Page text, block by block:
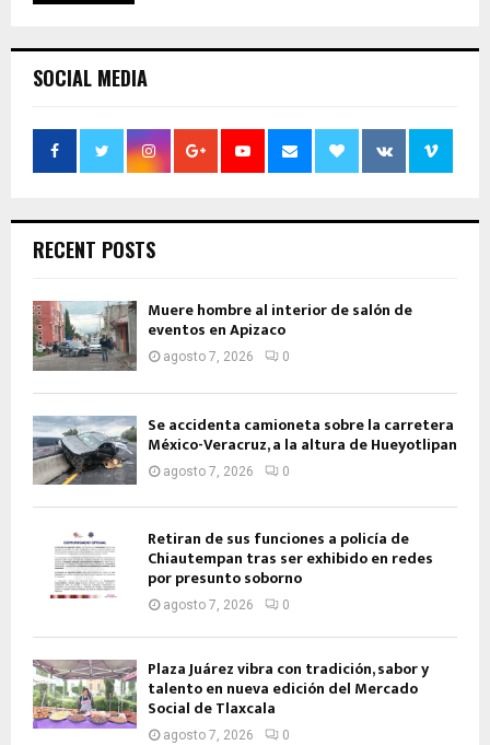
SOCIAL MEDIA
RECENT POSTS
Muere hombre al interior de salón de
eventos en Apizaco
agosto 7, 2026 0
Se accidenta camioneta sobre la carretera
México-Veracruz, a la altura de Hueyotlipan
agosto 7, 2026 0
Retiran de sus funciones a policía de
Chiautempan tras ser exhibido en redes
por presunto soborno
agosto 7, 2026 0
Plaza Juárez vibra con tradición, sabor y
talento en nueva edición del Mercado
Social de Tlaxcala
agosto 7, 2026 0